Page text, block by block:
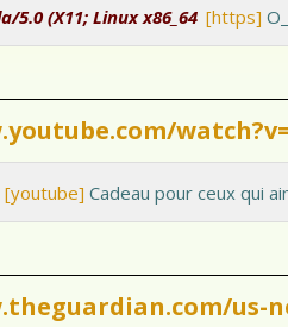
5.0 (X11; Linux x86_64 [https]
[youtube] Cadeau pour ceux qui
us-